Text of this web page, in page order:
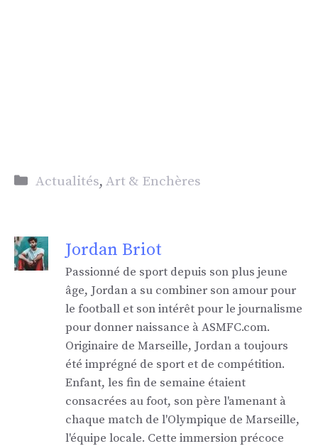
Catégories
Actualités,Art & Enchères
Jordan Briot
Passionné de sport depuis son plus jeune
âge, Jordan a su combiner son amour pour
le football et son intérêt pour le journalisme
pour donner naissance à ASMFC.com.
Originaire de Marseille, Jordan a toujours
été imprégné de sport et de compétition.
Enfant, les fin de semaine étaient
consacrées au foot, son père l'amenant à
chaque match de l'Olympique de Marseille,
l'équipe locale. Cette immersion précoce